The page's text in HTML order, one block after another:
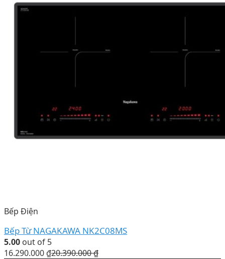
Bếp Điện
Bếp Từ NAGAKAWA NK2C08MS
5.00 out of 5
16.290.000 ₫20.390.000₫